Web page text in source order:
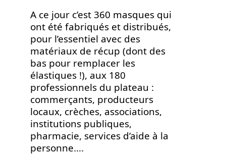
A ce jour c’est 360 masques qui
ont été fabriqués et distribués,
pour l’essentiel avec des
matériaux de récup (dont des
bas pour remplacer les
élastiques !), aux 180
professionnels du plateau :
commerçants, producteurs
locaux, crèches, associations,
institutions publiques,
pharmacie, services d’aide à la
personne….